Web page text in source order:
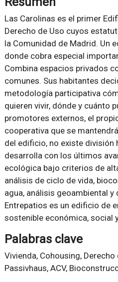
Las Carolinas es el primer
Derecho de Uso cuyos
la Comunidad de Madrid. Un
donde cobra especial
Combina espacios privados
comunes. Sus habitantes
metodología participativa
quieren vivir, dónde y cuánto
promotores externos, el
cooperativa que se
del edificio, no existe división
desarrolla con los últimos
ecológica bajo criterios de
análisis de ciclo de vida,
agua, análisis geoambiental
Entrepatios es un edificio de
sostenible económica, social
Palabras clave
Vivienda, Cohousing, Derecho
Passivhaus, ACV,